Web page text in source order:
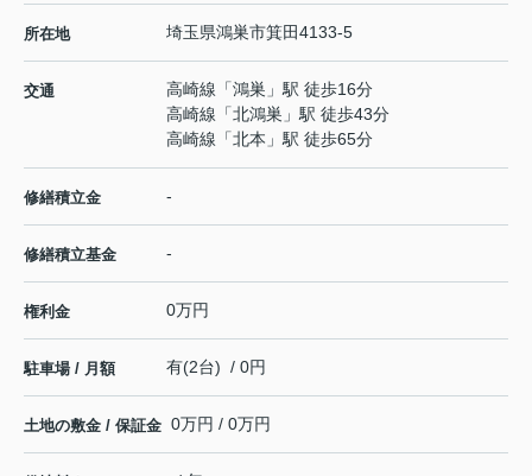
所在地 埼玉県鴻巣市箕田4133-5
交通 高崎線 「鴻巣 」駅 徒歩16分
高崎線 「北鴻巣 」駅 徒歩43分
高崎線 「北本 」駅 徒歩65分
修繕積立金 -
修繕積立基金 -
権利金 0万円
駐車場 / 月額 有(2台) / 0円
土地の敷金 / 保証金 0万円 / 0万円